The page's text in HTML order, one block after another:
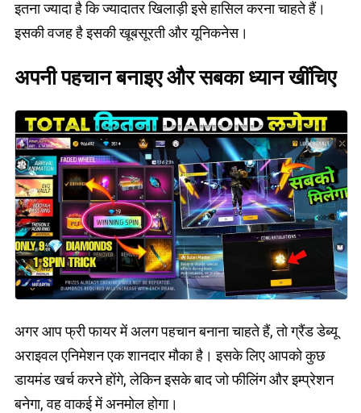
इतना ज्यादा है कि ज्यादातर खिलाड़ी इसे हासिल करना चाहते हैं।
इसकी वजह है इसकी खूबसूरती और यूनिकनेस।
अपनी पहचान बनाइए और सबका ध्यान खींचिए
अगर आप फ्री फायर में अलग पहचान बनाना चाहते हैं, तो ग्रैंड डेब्यू
अराइवल एनिमेशन एक शानदार मौका है। इसके लिए आपको कुछ
डायमंड खर्च करने होंगे, लेकिन इसके बाद जो फीलिंग और इम्प्रेशन
बनेगा, वह वाकई में अनमोल होगा।